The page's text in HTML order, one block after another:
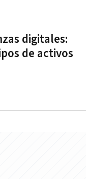
digitales:
de activos